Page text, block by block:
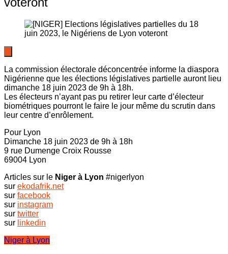
La commission électorale déconcentrée informe la diaspora
Nigérienne que les élections législatives partielle auront lieu
dimanche 18 juin 2023 de 9h à 18h.
Les électeurs n’ayant pas pu retirer leur carte d’électeur
biométriques pourront le faire le jour même du scrutin dans
leur centre d’enrôlement.
Pour Lyon
Dimanche 18 juin 2023 de 9h à 18h
9 rue Dumenge Croix Rousse
69004 Lyon
Articles sur le Niger à Lyon #nigerlyon
sur ekodafrik.net
sur facebook
sur instagram
sur twitter
sur linkedin
Niger à Lyon